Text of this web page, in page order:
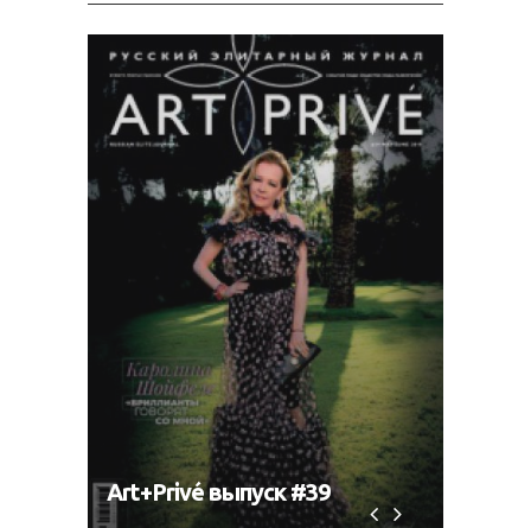
Art+Privé выпуск #39